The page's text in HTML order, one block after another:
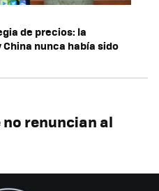
de precios: la
nunca había sido
renuncian al